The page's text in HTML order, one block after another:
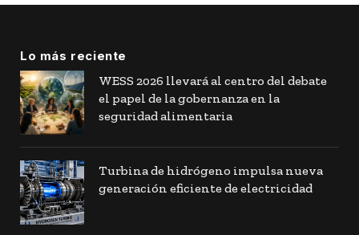
Lo más reciente
WESS 2026 llevará al centro del debate
el papel de la gobernanza en la
seguridad alimentaria
Turbina de hidrógeno impulsa nueva
generación eficiente de electricidad